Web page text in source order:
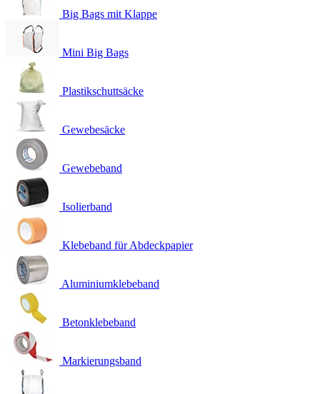
Big Bags mit Klappe
Mini Big Bags
Plastikschuttsäcke
Gewebesäcke
Gewebeband
Isolierband
Klebeband für Abdeckpapier
Aluminiumklebeband
Betonklebeband
Markierungsband